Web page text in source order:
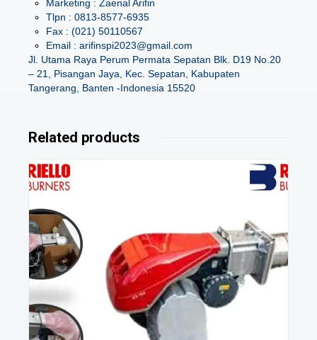
Marketing : Zaenal Arifin
Tlpn : 0813-8577-6935
Fax : (021) 50110567
Email : arifinspi2023@gmail.com
Jl. Utama Raya Perum Permata Sepatan Blk. D19 No.20
– 21, Pisangan Jaya, Kec. Sepatan, Kabupaten
Tangerang, Banten -Indonesia 15520
Related products